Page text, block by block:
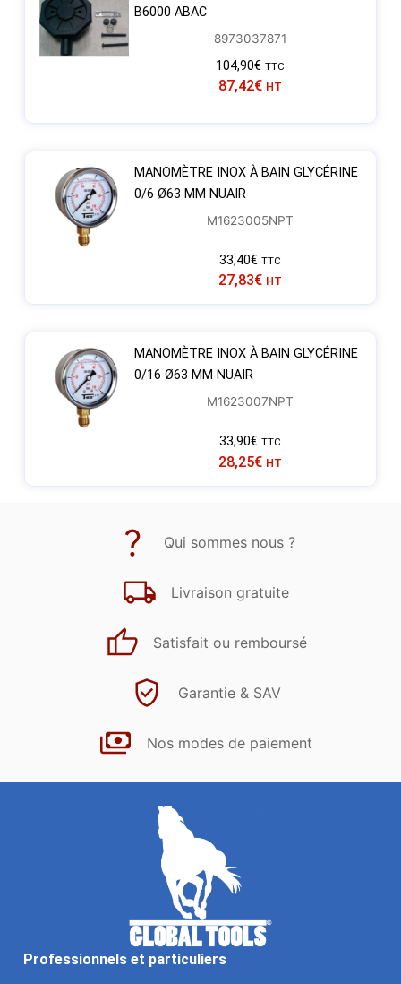
B6000 ABAC
8973037871
104,90€ TTC
87,42€ HT
MANOMÈTRE INOX À BAIN GLYCÉRINE
0/6 Ø63 MM NUAIR
M1623005NPT
33,40€ TTC
27,83€ HT
MANOMÈTRE INOX À BAIN GLYCÉRINE
0/16 Ø63 MM NUAIR
M1623007NPT
33,90€ TTC
28,25€ HT
Qui sommes nous ?
Livraison gratuite
Satisfait ou remboursé
Garantie & SAV
Nos modes de paiement
Professionnels et particuliers